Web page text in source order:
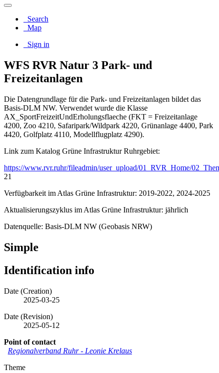
Search
Map
Sign in
WFS RVR Natur 3 Park- und
Freizeitanlagen
Die Datengrundlage für die Park- und Freizeitanlagen bildet das
Basis-DLM NW. Verwendet wurde die Klasse
AX_SportFreizeitUndErholungsflaeche (FKT = Freizeitanlage
4200, Zoo 4210, Safaripark/Wildpark 4220, Grünanlage 4400, Park
4420, Golfplatz 4110, Modellflugplatz 4290).
Link zum Katalog Grüne Infrastruktur Ruhrgebiet:
https://www.rvr.ruhr/fileadmin/user_upload/01_RVR_Home/
21
Verfügbarkeit im Atlas Grüne Infrastruktur: 2019-2022, 2024-2025
Aktualisierungszyklus im Atlas Grüne Infrastruktur: jährlich
Datenquelle: Basis-DLM NW (Geobasis NRW)
Simple
Identification info
Date (Creation)
2025-03-25
Date (Revision)
2025-05-12
Point of contact
Regionalverband Ruhr- Leonie Krelaus
Theme